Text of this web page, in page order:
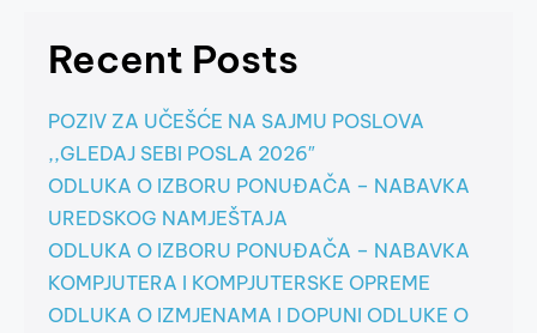
Recent Posts
POZIV ZA UČEŠĆE NA SAJMU POSLOVA
,,GLEDAJ SEBI POSLA 2026″
ODLUKA O IZBORU PONUĐAČA – NABAVKA
UREDSKOG NAMJEŠTAJA
ODLUKA O IZBORU PONUĐAČA – NABAVKA
KOMPJUTERA I KOMPJUTERSKE OPREME
ODLUKA O IZMJENAMA I DOPUNI ODLUKE O